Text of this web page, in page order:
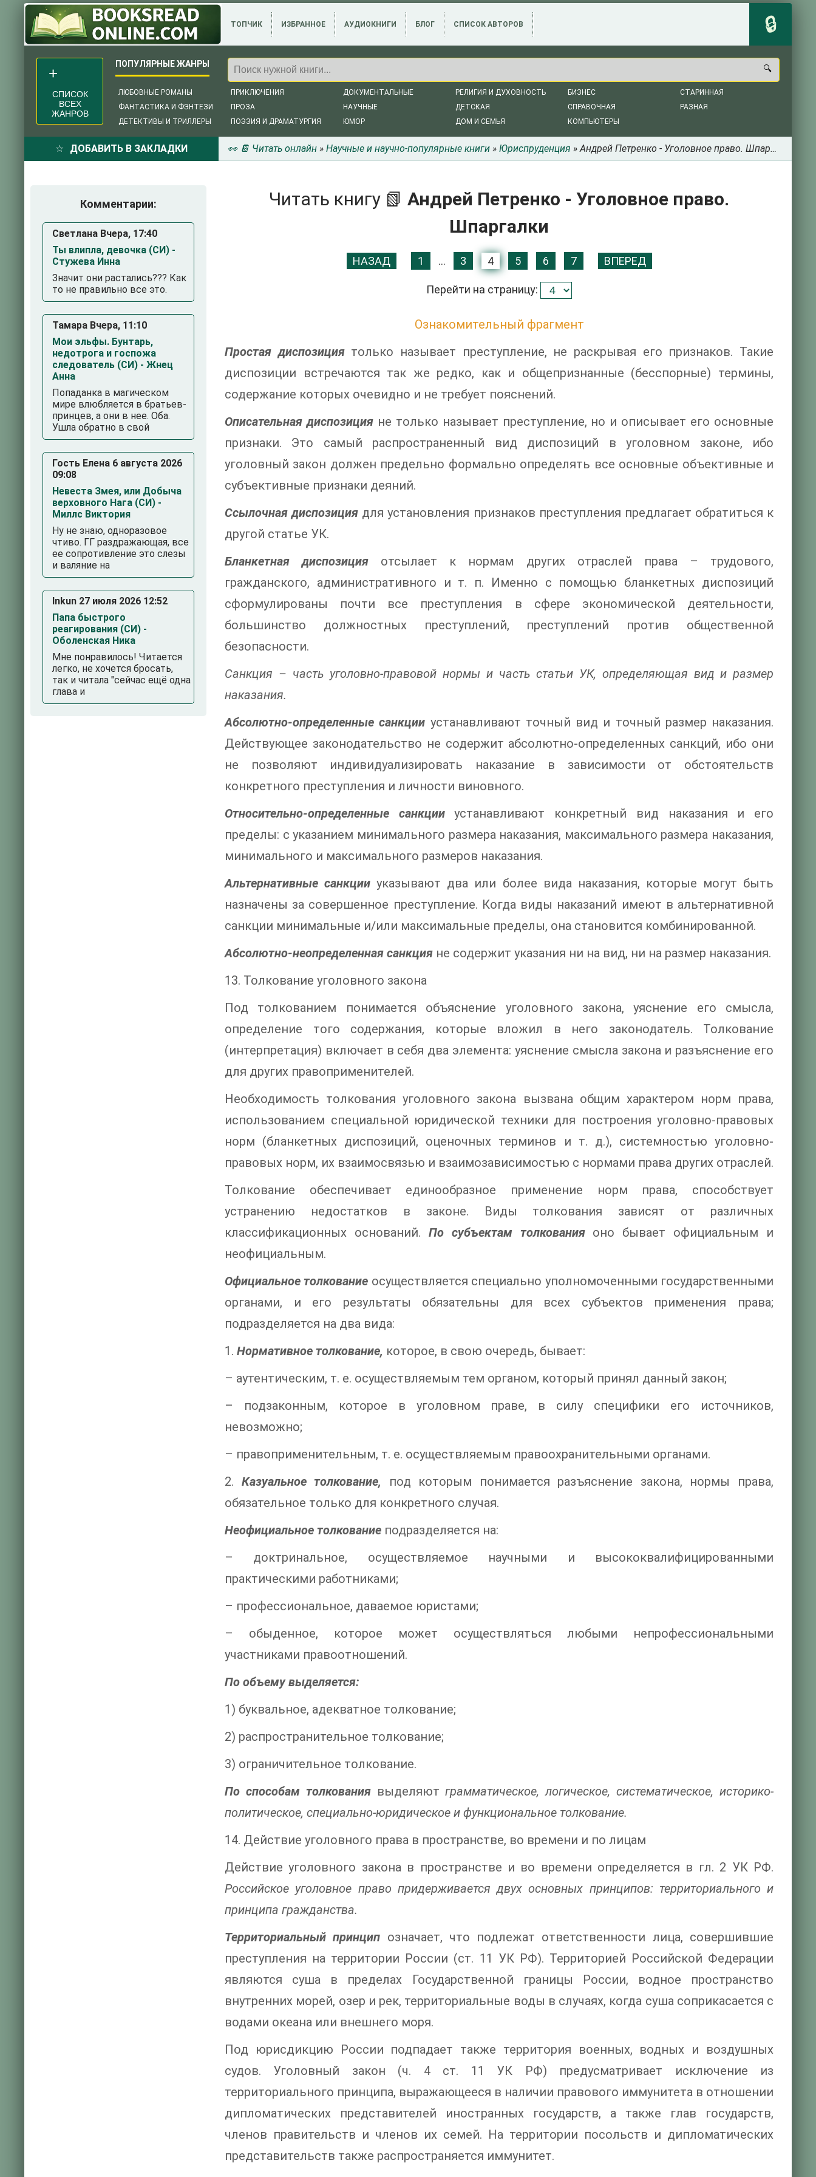
ТОПЧИК ИЗБРАННОЕ АУДИОКНИГИ БЛОГ СПИСОК АВТОРОВ
ЛЮБОВНЫЕ РОМАНЫ
ФАНТАСТИКА И ФЭНТЕЗИ
ДЕТЕКТИВЫ И ТРИЛЛЕРЫ
ПРИКЛЮЧЕНИЯ
ПРОЗА
ПОЭЗИЯ И ДРАМАТУРГИЯ
ДОКУМЕНТАЛЬНЫЕ
НАУЧНЫЕ
ЮМОР
РЕЛИГИЯ И ДУХОВНОСТЬ
ДЕТСКАЯ
ДОМ И СЕМЬЯ
БИЗНЕС
СПРАВОЧНАЯ
КОМПЬЮТЕРЫ
СТАРИННАЯ
РАЗНАЯ
СПИСОК
ВСЕХ
ЖАНРОВ
ДОБАВИТЬ В ЗАКЛАДКИ 👀 📔 Читать онлайн » Научные и научно-популярные книги » Юриспруденция » Андрей Петренко - Уголовное право. Шпаргалки
Читать книгу 📗 Андрей Петренко - Уголовное право.
Шпаргалки
НАЗАД 1 ... 3 4 5 6 7 ВПЕРЕД
Перейти на страницу:
Ознакомительный фрагмент
Простая диспозициятолько называет преступление, не раскрывая его признаков. Такие
диспозиции встречаются так же редко, как и общепризнанные (бесспорные) термины,
содержание которых очевидно и не требует пояснений.
Описательная диспозицияне только называет преступление, но и описывает его основные
признаки. Это самый распространенный вид диспозиций в уголовном законе, ибо
уголовный закон должен предельно формально определять все основные объективные и
субъективные признаки деяний.
Ссылочная диспозиция для установления признаков преступления предлагает обратиться к
другой статье УК.
Бланкетная диспозиция отсылает к нормам других отраслей права – трудового,
гражданского, административного и т. п. Именно с помощью бланкетных диспозиций
сформулированы почти все преступления в сфере экономической деятельности,
большинство должностных преступлений, преступлений против общественной
безопасности.
Санкция – часть уголовно-правовой нормы и часть статьи УК, определяющая вид и размер
наказания.
Абсолютно-определенные санкции устанавливают точный вид и точный размер наказания.
Действующее законодательство не содержит абсолютно-определенных санкций, ибо они
не позволяют индивидуализировать наказание в зависимости от обстоятельств
конкретного преступления и личности виновного.
Относительно-определенные санкцииустанавливают конкретный вид наказания и его
пределы: с указанием минимального размера наказания, максимального размера наказания,
минимального и максимального размеров наказания.
Альтернативные санкции указывают два или более вида наказания, которые могут быть
назначены за совершенное преступление. Когда виды наказаний имеют в альтернативной
санкции минимальные и/или максимальные пределы, она становится комбинированной.
Абсолютно-неопределенная санкция не содержит указания ни на вид, ни на размер наказания.
13. Толкование уголовного закона
Под толкованием понимается объяснение уголовного закона, уяснение его смысла,
определение того содержания, которые вложил в него законодатель. Толкование
(интерпретация) включает в себя два элемента: уяснение смысла закона и разъяснение его
для других правоприменителей.
Необходимость толкования уголовного закона вызвана общим характером норм права,
использованием специальной юридической техники для построения уголовно-правовых
норм (бланкетных диспозиций, оценочных терминов и т. д.), системностью уголовно-
правовых норм, их взаимосвязью и взаимозависимостью с нормами права других отраслей.
Толкование обеспечивает единообразное применение норм права, способствует
устранению недостатков в законе. Виды толкования зависят от различных
классификационных оснований. По субъектам толкованияоно бывает официальным и
неофициальным.
Официальное толкование осуществляется специально уполномоченными государственными
органами, и его результаты обязательны для всех субъектов применения права;
подразделяется на два вида:
1. Нормативное толкование, которое, в свою очередь, бывает:
– аутентическим, т. е. осуществляемым тем органом, который принял данный закон;
– подзаконным, которое в уголовном праве, в силу специфики его источников,
невозможно;
– правоприменительным, т. е. осуществляемым правоохранительными органами.
2. Казуальное толкование, под которым понимается разъяснение закона, нормы права,
обязательное только для конкретного случая.
Неофициальное толкование подразделяется на:
– доктринальное, осуществляемое научными и высококвалифицированными
практическими работниками;
– профессиональное, даваемое юристами;
– обыденное, которое может осуществляться любыми непрофессиональными
участниками правоотношений.
По объему выделяется:
1) буквальное, адекватное толкование;
2) распространительное толкование;
3) ограничительное толкование.
По способам толкованиявыделяютграмматическое, логическое, систематическое, историко-
политическое, специально-юридическое и функциональное толкование.
14. Действие уголовного права в пространстве, во времени и по лицам
Действие уголовного закона в пространстве и во времени определяется в гл. 2 УК РФ.
Российское уголовное право придерживается двух основных принципов: территориального и
принципа гражданства.
Территориальный принцип означает, что подлежат ответственности лица, совершившие
преступления на территории России (ст. 11 УК РФ). Территорией Российской Федерации
являются суша в пределах Государственной границы России, водное пространство
внутренних морей, озер и рек, территориальные воды в случаях, когда суша соприкасается с
водами океана или внешнего моря.
Под юрисдикцию России подпадает также территория военных, водных и воздушных
судов. Уголовный закон (ч. 4 ст. 11 УК РФ) предусматривает исключение из
территориального принципа, выражающееся в наличии правового иммунитета в отношении
дипломатических представителей иностранных государств, а также глав государств,
членов правительств и членов их семей. На территории посольств и дипломатических
представительств также распространяется иммунитет.
Комментарии:
Светлана Вчера, 17:40
Ты влипла, девочка (СИ) -
Стужева Инна
Значит они растались??? Как
то не правильно все это.
Тамара Вчера, 11:10
Мои эльфы. Бунтарь,
недотрога и госпожа
следователь (СИ) - Жнец
Анна
Попаданка в магическом
мире влюбляется в братьев-
принцев, а они в нее. Оба.
Ушла обратно в свой
Гость Елена 6 августа 2026
09:08
Невеста Змея, или Добыча
верховного Нага (СИ) -
Миллс Виктория
Ну не знаю, одноразовое
чтиво. ГГ раздражающая, все
ее сопротивление это слезы
и валяние на
Inkun 27 июля 2026 12:52
Папа быстрого
реагирования (СИ) -
Оболенская Ника
Мне понравилось! Читается
легко, не хочется бросать,
так и читала "сейчас ещё одна
глава и